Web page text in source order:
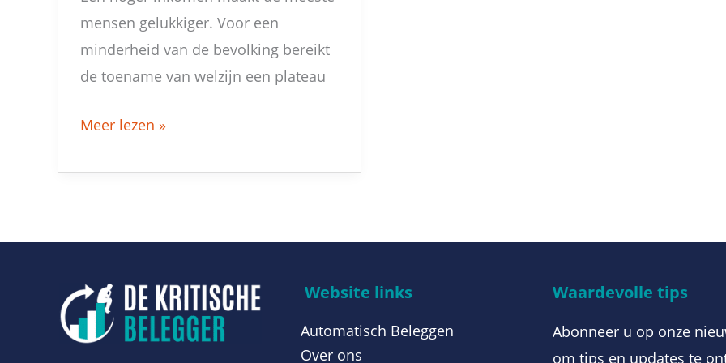
mensen gelukkiger. Voor een
minderheid van de bevolking bereikt
de toename van welzijn een plateau
Meer lezen »
Website links
Automatisch Beleggen
Over ons
Waardevolle tips
Abonneer u op onze
om tips en updates te